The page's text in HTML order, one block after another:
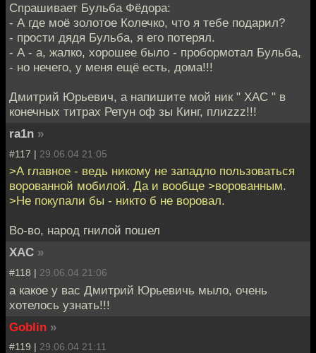
Спрашивает Бульба Фёдора:
- А где моё золотое Колечко, что я тебе подарил?
- прости дядя Бульба, я его потерял.
- А - а, жалко, хорошее было - пробормотал Бульба,
- но нечего, у меня ещё есть, дома!!!
Дмитрий Юрьевич, а напишите мой ник " ХАС " в
конечных титрах Ретун оф зы Кинг, плиzzz!!!
ra1n »
#117 | 29.06.04 21:05
>А главное - ведь никому не западло пользоваться
ворованной мобилой. Да и вообще >ворованным.
>Не покупали бы - никто б не воровал.
Во-во, народ гнилой пошел
XAC »
#118 | 29.06.04 21:06
а какое у вас Дмитрий Юрьевичь мыло, очень
хотелось узнать!!!
Goblin »
#119 | 29.06.04 21:11